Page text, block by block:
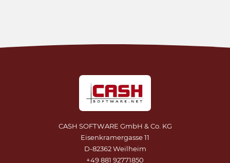
CASH SOFTWARE GmbH & Co. KG
Eisenkramergasse 11
D-82362 Weilheim
+49 881 92771850